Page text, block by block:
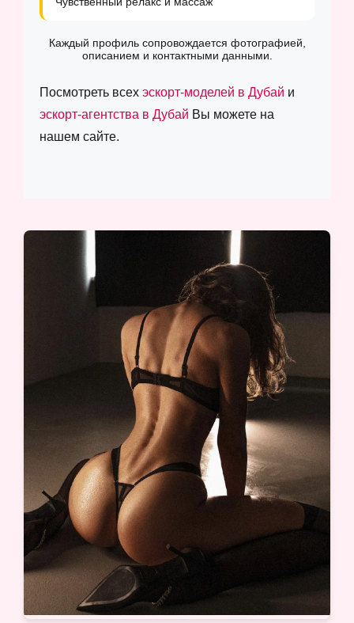
Каждый профиль сопровождается фотографией,
описанием и контактными данными.
Посмотреть всех эскорт-моделей в Дубай и
эскорт-агентства в Дубай Вы можете на
нашем сайте.